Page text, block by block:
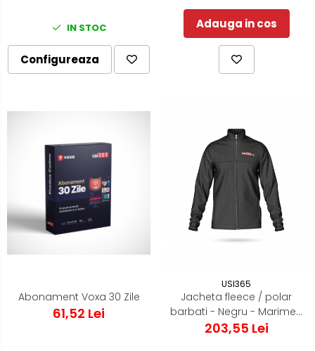
IN STOC
Configureaza
Adauga in cos
Abonament Voxa 30 Zile
61,52 Lei
USI365
Jacheta fleece / polar
barbati - Negru - Marimea
M
203,55 Lei